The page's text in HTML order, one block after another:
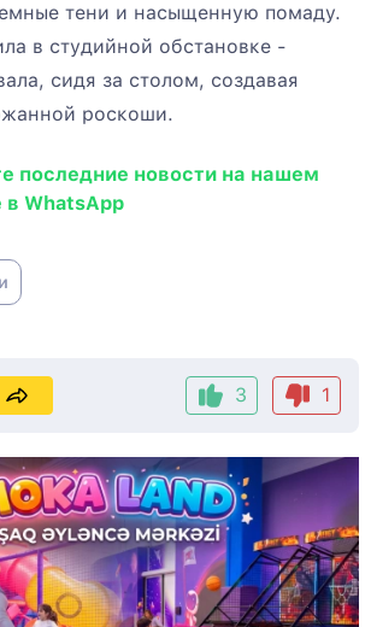
тени и насыщенную помаду.
в студийной обстановке -
сидя за столом, создавая
роскоши.
последние новости на нашем
в WhatsApp
3 1